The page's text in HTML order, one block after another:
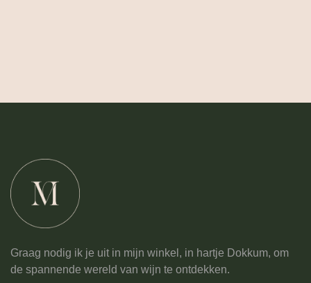
Graag nodig ik je uit in mijn winkel, in hartje Dokkum, om
de spannende wereld van wijn te ontdekken.